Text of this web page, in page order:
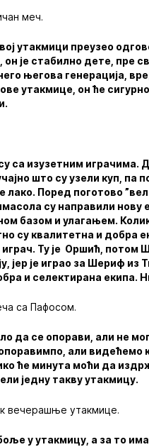
меч.
утакмици преузео
је стабилно дете, пре
његова генерација,
утакмице, он ће
са изузетним играчима.
што су узели куп, па
лако. Поред поготово
су направили нову
базом и улагањем.
су квалитетна и добра
играч. Ту је Оршић,
јер је играо за Шериф
и селектирана екипа.
са Пафосом.
да се опорави, али не
али видећемо
ће минута моћи да
једну такву утакмицу.
вечерашње утакмице.
у утакмицу, а за то